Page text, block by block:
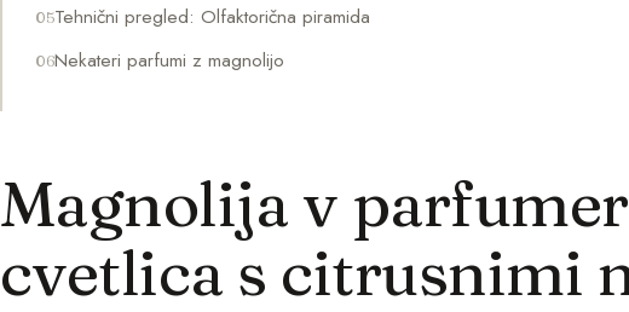
Tehnični pregled: Olfaktorična piramida
Nekateri parfumi z magnolijo
Magnolija v
cvetlica s citrusnimi